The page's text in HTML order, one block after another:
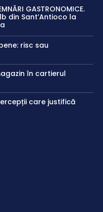
GASTRONOMICE.
din Sant’Antioco la
risc sau
în cartierul
care justifică